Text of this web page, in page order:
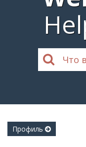
Профиль